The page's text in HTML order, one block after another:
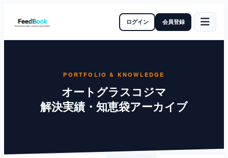
ログイン 会員登録
PORTFOLIO & KNOWLEDGE
オートグラスコジマ
解決実績・知恵袋アーカイブ